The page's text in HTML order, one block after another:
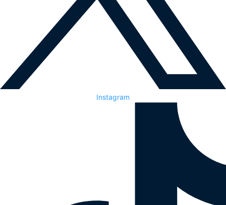
Instagram